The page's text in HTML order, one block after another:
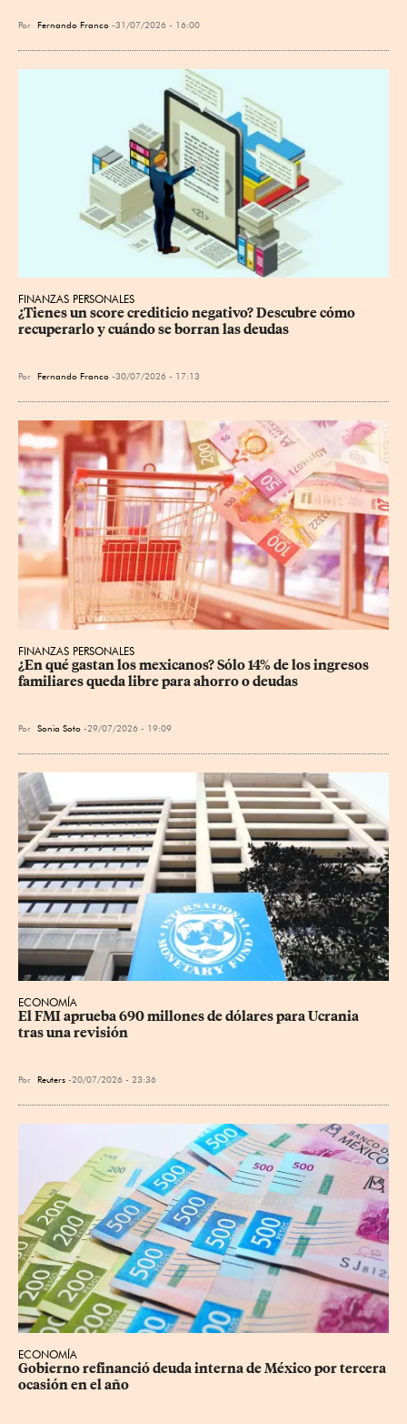
Por Fernando Franco 31/07/2026 - 16:00
FINANZAS PERSONALES
¿Tienes un score crediticio negativo? Descubre cómo
recuperarlo y cuándo se borran las deudas
Por Fernando Franco 30/07/2026 - 17:13
FINANZAS PERSONALES
¿En qué gastan los mexicanos? Sólo 14% de los ingresos
familiares queda libre para ahorro o deudas
Por Sonia Soto 29/07/2026 - 19:09
ECONOMÍA
El FMI aprueba 690 millones de dólares para Ucrania
tras una revisión
Por Reuters 20/07/2026 - 23:36
ECONOMÍA
Gobierno refinanció deuda interna de México por tercera
ocasión en el año